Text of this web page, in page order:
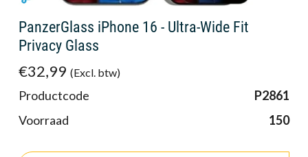
PanzerGlass iPhone 16 - Ultra-Wide Fit
Privacy Glass
€32,99 (Excl. btw)
Productcode
P2861
Voorraad
150